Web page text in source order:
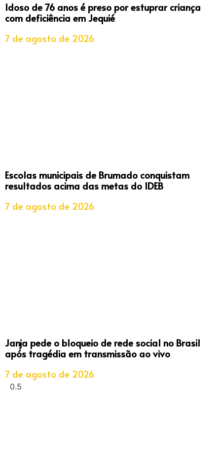
Idoso de 76 anos é preso por estuprar criança
com deficiência em Jequié
7 de agosto de 2026
Escolas municipais de Brumado conquistam
resultados acima das metas do IDEB
7 de agosto de 2026
Janja pede o bloqueio de rede social no Brasil
após tragédia em transmissão ao vivo
7 de agosto de 2026